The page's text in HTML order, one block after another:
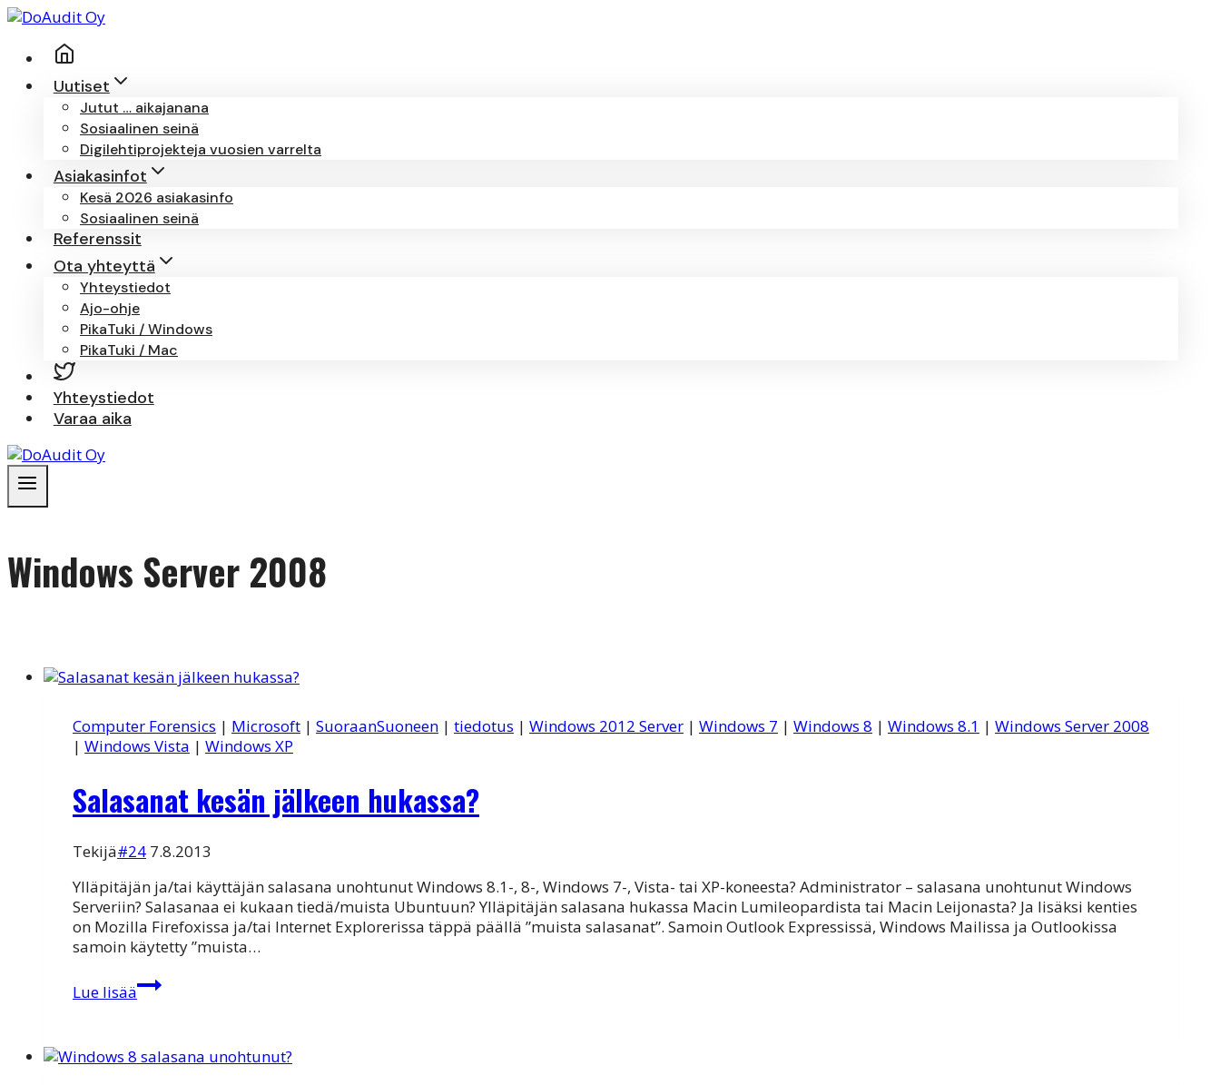
Siirry
Uutiset
Jutut … aikajanana
Sosiaalinen seinä
Digilehtiprojekteja vuosien varrelta
Asiakasinfot
Kesä 2026 asiakasinfo
Sosiaalinen seinä
Referenssit
Ota yhteyttä
Yhteystiedot
Ajo-ohje
PikaTuki / Windows
PikaTuki / Mac
Yhteystiedot
Varaa aika
Windows Server 2008
Computer Forensics | Microsoft | SuoraanSuoneen | tiedotus | Windows 2012 Server | Windows 7 | Windows 8 | Windows 8.1 | Windows Server 2008
| Windows Vista | Windows XP
Salasanat kesän jälkeen hukassa?
Tekijä#24 7.8.2013
Ylläpitäjän ja/tai käyttäjän salasana unohtunut Windows 8.1-, 8-, Windows 7-, Vista- tai XP-koneesta? Administrator – salasana unohtunut Windows
Serveriin? Salasanaa ei kukaan tiedä/muista Ubuntuun? Ylläpitäjän salasana hukassa Macin Lumileopardista tai Macin Leijonasta? Ja lisäksi kenties
on Mozilla Firefoxissa ja/tai Internet Explorerissa täppä päällä ”muista salasanat”. Samoin Outlook Expressissä, Windows Mailissa ja Outlookissa
samoin käytetty ”muista…
Lue lisää
Salasanat
kesän